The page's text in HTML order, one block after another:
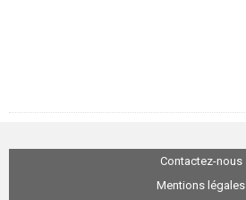
Contactez-nous
Mentions légales